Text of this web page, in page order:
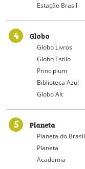
Estação Brasil
4 Globo
Globo Livros
Globo Estilo
Principium
Biblioteca Azul
Globo Alt
5 Planeta
Planeta do Brasil
Planeta
Academia